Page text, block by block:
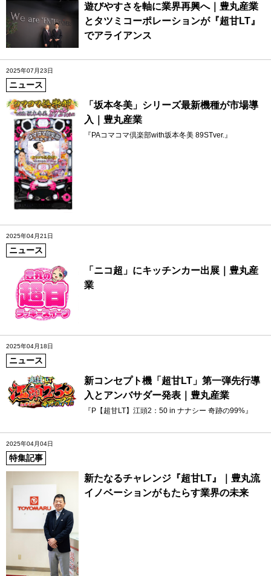
遊びやすさを軸に業界再興へ｜豊丸産業
とタツミコーポレーションが『超甘LT』
でアライアンス
2025年07月23日
ニュース
「坂本冬美」シリーズ最新機種が市場導
入｜豊丸産業
『PAコマコマ倶楽部with坂本冬美 89STver.』
2025年04月21日
ニュース
「ニコ超」にキッチンカー出展｜豊丸産
業
2025年04月18日
ニュース
新コンセプト機「超甘LT」第一弾先行導
入とアンバサダー発表｜豊丸産業
『P【超甘LT】江頭2：50 in ナナシー 奇跡の99%』
2025年04月04日
特集記事
新たなるチャレンジ『超甘LT』｜豊丸流
イノベーションがもたらす業界の未来